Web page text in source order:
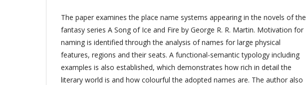
The paper examines the place name systems appearing in the novels of the
fantasy series A Song of Ice and Fire by George R. R. Martin. Motivation for
naming is identified through the analysis of names for large physical
features, regions and their seats. A functional-semantic typology including
examples is also established, which demonstrates how rich in detail the
literary world is and how colourful the adopted names are. The author also